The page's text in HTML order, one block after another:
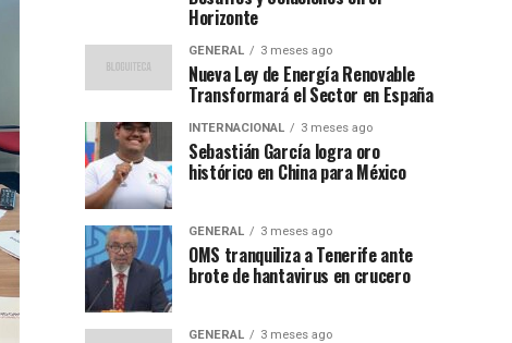
Horizonte
GENERAL 3 meses ago
Nueva Ley de Energía Renovable
Transformará el Sector en España
INTERNACIONAL 3 meses ago
Sebastián García logra oro
histórico en China para México
GENERAL 3 meses ago
OMS tranquiliza a Tenerife ante
brote de hantavirus en crucero
GENERAL 3 meses ago